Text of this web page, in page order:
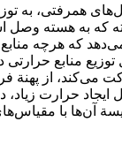
همرفتی، به
که هرچه منابع
می‌کند، از
گوشته تمرکز داشته
آن‌ها با